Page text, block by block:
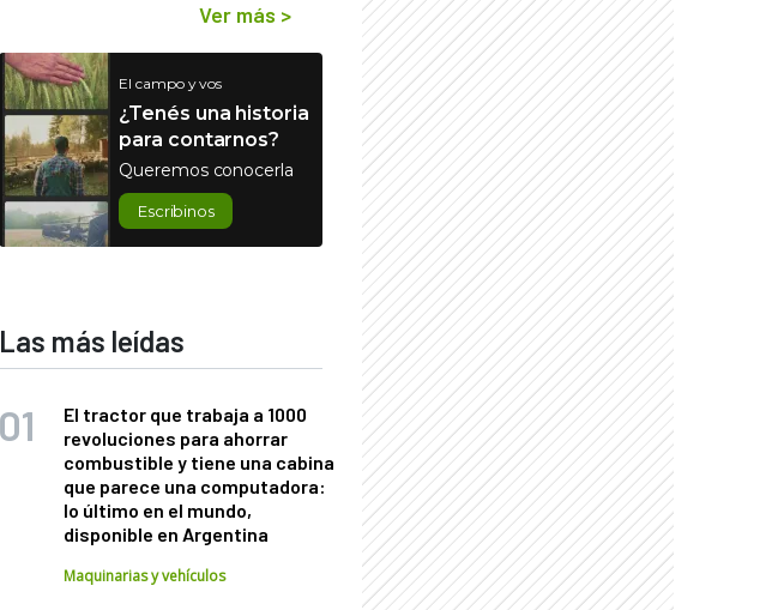
Ver más >
El campo y vos
¿Tenés una historia
para contarnos?
Queremos conocerla
Escribinos
Las más leídas
El tractor que trabaja a 1000
revoluciones para ahorrar
combustible y tiene una cabina
que parece una computadora:
lo último en el mundo,
disponible en Argentina
Maquinarias y vehículos